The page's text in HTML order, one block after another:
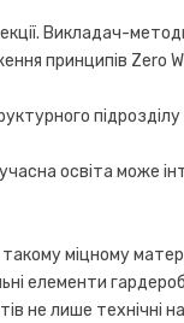
Викладач-
принципів Zero
освіта може
міцному
елементи
не лише технічні